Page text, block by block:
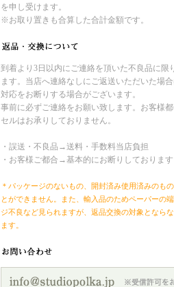
を申し受けます。
※お取り置きも合算した合計金額です。
到着より3日以内にご連絡を頂いた不良品に限
ます。当店へ連絡なしにご返送いただいた場
対応をお断りする場合がございます。
事前に必ずご連絡をお願い致します。お客様
セルはお承りしておりません。
・誤送・不良品→送料・手数料当店負担
・お客様ご都合→基本的にお断りしております
＊パッケージのないもの、開封済み使用済みのも
とができません。また、輸入品のためペーパーの
ジ不良など見られますが、返品交換の対象となら
ます。